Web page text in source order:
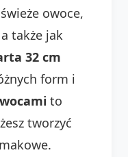
owoce,
także jak
32 cm
form i
to
tworzyć